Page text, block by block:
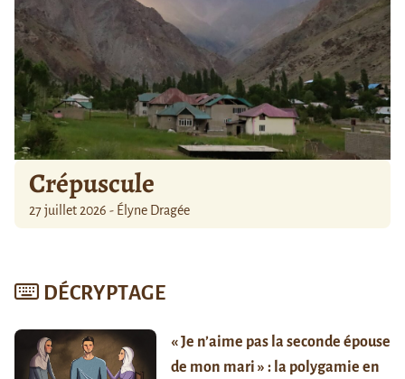
Crépuscule
27 juillet 2026 - Élyne Dragée
DÉCRYPTAGE
« Je n’aime pas la seconde épouse
de mon mari » : la polygamie en